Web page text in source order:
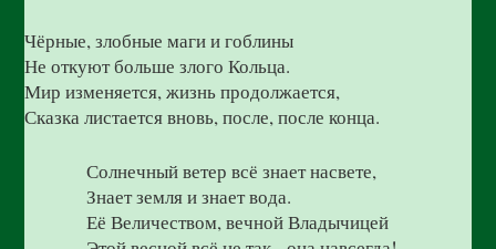
Чёрные, злобные маги и гоблины
Не откуют больше злого Кольца.
Мир изменяется, жизнь продолжается,
Сказка листается вновь, после, после конца.
Солнечный ветер всё знает насвете,
Знает земля и знает вода.
Её Величеством, вечной Владычицей